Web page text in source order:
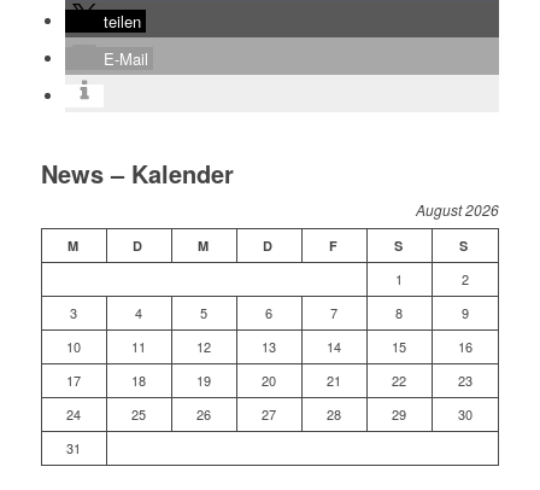
teilen
E-Mail
News – Kalender
August 2026
M D M D F S S
1
2
3
4 5 6 7 8
9
10
11 12 13 14 15
16
17
18 19 20 21 22
23
24
25 26 27 28 29
30
31